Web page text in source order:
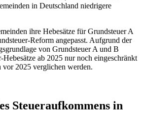
in Deutschland niedrigere
ihre Hebesätze für Grundsteuer A
Reform angepasst. Aufgrund der
von Grundsteuer A und B
ab 2025 nur noch eingeschränkt
vor 2025 verglichen werden.
Steueraufkommens in